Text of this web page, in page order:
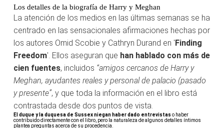
Los detalles de la biografía de Harry y Meghan
La atención de los medios en las últimas semanas se ha
centrado en las sensacionales afirmaciones hechas por
los autores Omid Scobie y Cathryn Durand en ' Finding
Freedom'. Ellos aseguran que han hablado con más de
cien fuentes, incluidos “amigos cercanos de Harry y
Meghan, ayudantes reales y personal de palacio (pasado
y presente”, y que toda la información en el libro está
contrastada desde dos puntos de vista.
El duque y la duquesa de Sussex niegan haber dado entrevistas o haber
contribuido directamente con el libro, pero la naturaleza de algunos detalles íntimos
plantea preguntas acerca de su procedencia.